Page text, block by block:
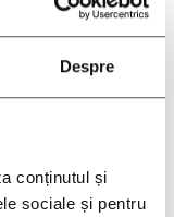
Despre
conținutul și
sociale și pentru
de boală